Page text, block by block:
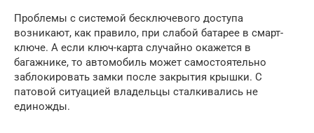
Проблемы с системой бесключевого доступа
возникают, как правило, при слабой батарее в смарт-
ключе. А если ключ-карта случайно окажется в
багажнике, то автомобиль может самостоятельно
заблокировать замки после закрытия крышки. С
патовой ситуацией владельцы сталкивались не
единожды.